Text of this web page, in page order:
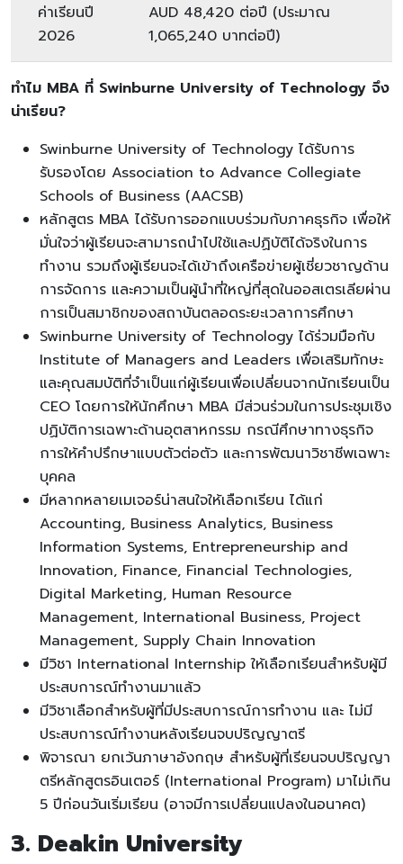
ค่าเรียนปี
2026
AUD 48,420 ต่อปี (ประมาณ
1,065,240 บาทต่อปี)
ทำไม MBA ที่ Swinburne University of Technology จึง
น่าเรียน?
Swinburne University of Technology ได้รับการ
รับรองโดย Association to Advance Collegiate
Schools of Business (AACSB)
หลักสูตร MBA ได้รับการออกแบบร่วมกับภาคธุรกิจ เพื่อให้
มั่นใจว่าผู้เรียนจะสามารถนำไปใช้และปฏิบัติได้จริงในการ
ทำงาน รวมถึงผู้เรียนจะได้เข้าถึงเครือข่ายผู้เชี่ยวชาญด้าน
การจัดการ และความเป็นผู้นำที่ใหญ่ที่สุดในออสเตรเลียผ่าน
การเป็นสมาชิกของสถาบันตลอดระยะเวลาการศึกษา
Swinburne University of Technology ได้ร่วมมือกับ
Institute of Managers and Leaders เพื่อเสริมทักษะ
และคุณสมบัติที่จำเป็นแก่ผู้เรียนเพื่อเปลี่ยนจากนักเรียนเป็น
CEO โดยการให้นักศึกษา MBA มีส่วนร่วมในการประชุมเชิง
ปฏิบัติการเฉพาะด้านอุตสาหกรรม กรณีศึกษาทางธุรกิจ
การให้คำปรึกษาแบบตัวต่อตัว และการพัฒนาวิชาชีพเฉพาะ
บุคคล
มีหลากหลายเมเจอร์น่าสนใจให้เลือกเรียน ได้แก่
Accounting, Business Analytics, Business
Information Systems, Entrepreneurship and
Innovation, Finance, Financial Technologies,
Digital Marketing, Human Resource
Management, International Business, Project
Management, Supply Chain Innovation
มีวิชา International Internship ให้เลือกเรียนสำหรับผู้มี
ประสบการณ์ทำงานมาแล้ว
มีวิชาเลือกสำหรับผู้ที่มีประสบการณ์การทำงาน และ ไม่มี
ประสบการณ์ทำงานหลังเรียนจบปริญญาตรี
พิจารณา ยกเว้นภาษาอังกฤษ สำหรับผู้ที่เรียนจบปริญญา
ตรีหลักสูตรอินเตอร์ (International Program) มาไม่เกิน
5 ปีก่อนวันเริ่มเรียน (อาจมีการเปลี่ยนแปลงในอนาคต)
3. Deakin University